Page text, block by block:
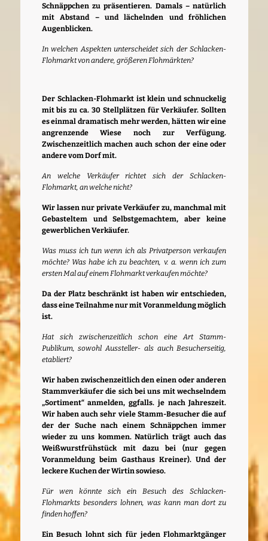
Schnäppchen zu präsentieren. Damals – natürlich
mit Abstand – und lächelnden und fröhlichen
Augenblicken.
In welchen Aspekten unterscheidet sich der Schlacken-
Flohmarkt von andere, größeren Flohmärkten?
Der Schlacken-Flohmarkt ist klein und schnuckelig
mit bis zu ca. 30 Stellplätzen für Verkäufer. Sollten
es einmal dramatisch mehr werden, hätten wir eine
angrenzende Wiese noch zur Verfügung.
Zwischenzeitlich machen auch schon der eine oder
andere vom Dorf mit.
An welche Verkäufer richtet sich der Schlacken-
Flohmarkt, an welche nicht?
Wir lassen nur private Verkäufer zu, manchmal mit
Gebasteltem und Selbstgemachtem, aber keine
gewerblichen Verkäufer.
Was muss ich tun wenn ich als Privatperson verkaufen
möchte? Was habe ich zu beachten, v. a. wenn ich zum
ersten Mal auf einem Flohmarkt verkaufen möchte?
Da der Platz beschränkt ist haben wir entschieden,
dass eine Teilnahme nur mit Voranmeldung möglich
ist.
Hat sich zwischenzeitlich schon eine Art Stamm-
Publikum, sowohl Aussteller- als auch Besucherseitig,
etabliert?
Wir haben zwischenzeitlich den einen oder anderen
Stammverkäufer die sich bei uns mit wechselndem
„Sortiment“ anmelden, ggfalls. je nach Jahreszeit.
Wir haben auch sehr viele Stamm-Besucher die auf
der der Suche nach einem Schnäppchen immer
wieder zu uns kommen. Natürlich trägt auch das
Weißwurstfrühstück mit dazu bei (nur gegen
Voranmeldung beim Gasthaus Kreiner). Und der
leckere Kuchen der Wirtin sowieso.
Für wen könnte sich ein Besuch des Schlacken-
Flohmarkts besonders lohnen, was kann man dort zu
finden hoffen?
Ein Besuch lohnt sich für jeden Flohmarktgänger